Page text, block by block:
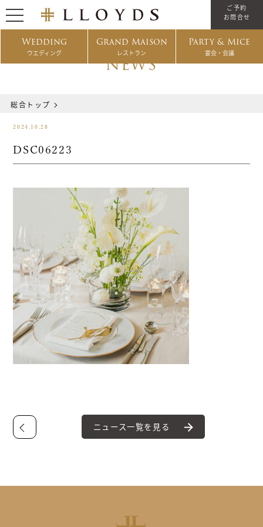
Wedding
ウエディング
Grand Maison
レストラン
Party & Mice
宴会・会議
ご予約
お問合せ
NEWS
総合トップ
2024.10.28
DSC06223
ニュース一覧を見る